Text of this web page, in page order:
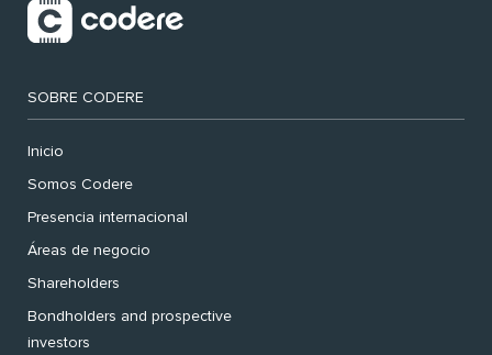
SOBRE CODERE
Inicio
Somos Codere
Presencia internacional
Áreas de negocio
Shareholders
Bondholders and prospective
investors